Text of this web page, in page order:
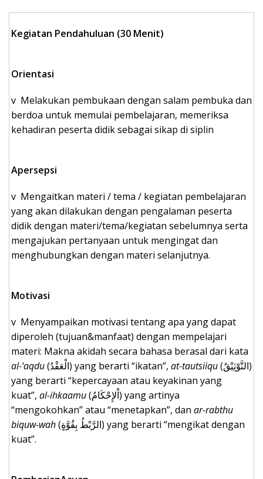
Kegiatan Pendahuluan (30 Menit)
Orientasi
v Melakukan pembukaan dengan salam pembuka dan
berdoa untuk memulai pembelajaran, memeriksa
kehadiran peserta didik sebagai sikap di siplin
Apersepsi
v Mengaitkan materi / tema / kegiatan pembelajaran
yang akan dilakukan dengan pengalaman peserta
didik dengan materi/tema/kegiatan sebelumnya serta
mengajukan pertanyaan untuk mengingat dan
menghubungkan dengan materi selanjutnya.
Motivasi
v Menyampaikan motivasi tentang apa yang dapat
diperoleh (tujuan&manfaat) dengan mempelajari
materi: Makna akidah secara bahasa berasal dari kata
al-‘aqdu
(الْعَقْدُ) yang berarti “ikatan”, at-tautsiiqu(التَّوْثِيْقُ)
yang berarti “kepercayaan atau keyakinan yang
kuat”, al-ihkaamu(اْلإِحْكَامُ) yang artinya
“mengokohkan” atau “menetapkan”, dan ar-rabthu
biquw-wah(الرَّبْطُ بِقُوَّةٍ) yang berarti “mengikat dengan
kuat”.